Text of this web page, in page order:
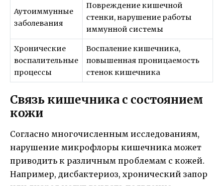
Аутоиммунные
заболевания
Повреждение кишечной
стенки, нарушение работы
иммунной системы
Хронические
воспалительные
процессы
Воспаление кишечника,
повышенная проницаемость
стенок кишечника
Связь кишечника с состоянием
кожи
Согласно многочисленным исследованиям,
нарушение микрофлоры кишечника может
приводить к различным проблемам с кожей.
Например, дисбактериоз, хронический запор